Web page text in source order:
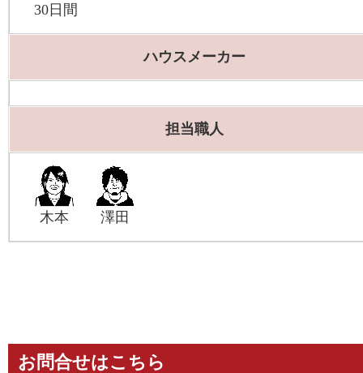
30日間
ハウスメーカー
担当職人
木本 澤田
お問合せはこちら